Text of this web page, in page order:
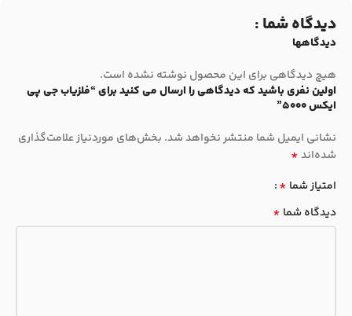
دیدگاه شما :
دیدگاهها
هیچ دیدگاهی برای این محصول نوشته نشده است.
اولین نفری باشید که دیدگاهی را ارسال می کنید برای “فلزیاب جی پی
ایکس 5000”
نشانی ایمیل شما منتشر نخواهد شد. بخش‌های موردنیاز علامت‌گذاری
شده‌اند*
امتیاز شما *
دیدگاه شما *